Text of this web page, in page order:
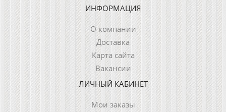
ИНФОРМАЦИЯ
О компании
Доставка
Карта сайта
Вакансии
ЛИЧНЫЙ КАБИНЕТ
Мои заказы